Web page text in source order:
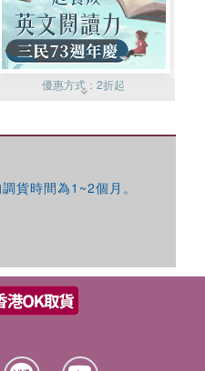
優惠方式：2折起
貨時間為1~2個月。